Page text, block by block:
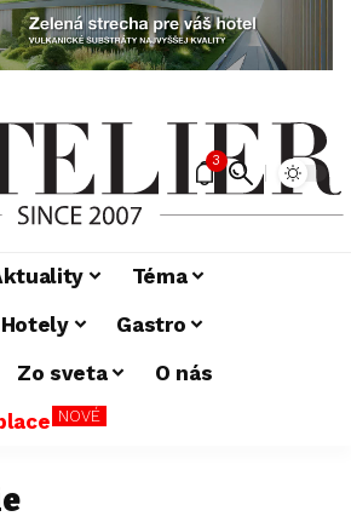
3
Téma
Hotely
Gastro
Zo sveta
O nás
NOVÉ